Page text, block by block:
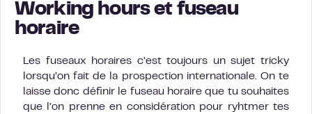
Working hours et fuseau
horaire
Les fuseaux horaires c’est toujours un sujet tricky
lorsqu’on fait de la prospection internationale. On te
laisse donc définir le fuseau horaire que tu souhaites
que l’on prenne en considération pour ryhtmer tes